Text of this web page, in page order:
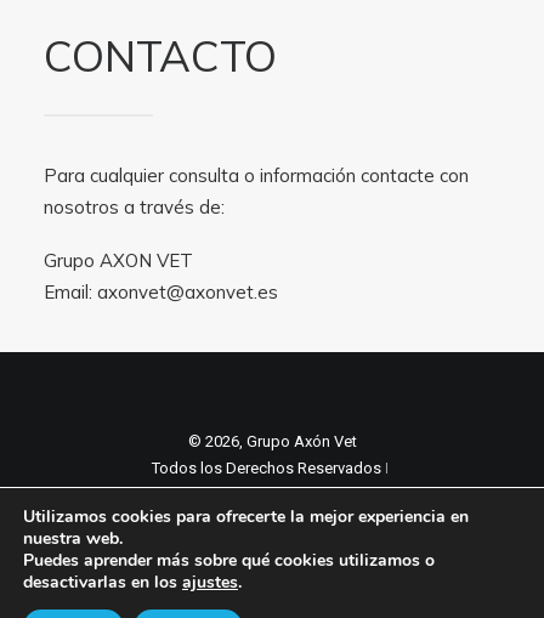
CONTACTO
Para cualquier consulta o información contacte con
nosotros a través de:
Grupo AXON VET
Email: axonvet@axonvet.es
© 2026, Grupo Axón Vet
Todos los Derechos Reservados ǀ
Política de cookies
Utilizamos cookies para ofrecerte la mejor experiencia en
nuestra web.
Puedes aprender más sobre qué cookies utilizamos o
desactivarlas en los ajustes.